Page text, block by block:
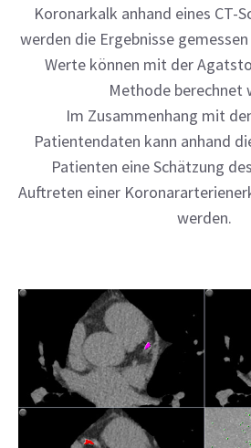
Koronarkalk anhand eines CT-
werden die Ergebnisse
Werte können mit der
Methode berechnet
Im Zusammenhang mit
Patientendaten kann anhand
Patienten eine Schätzung
Auftreten einer
werden.